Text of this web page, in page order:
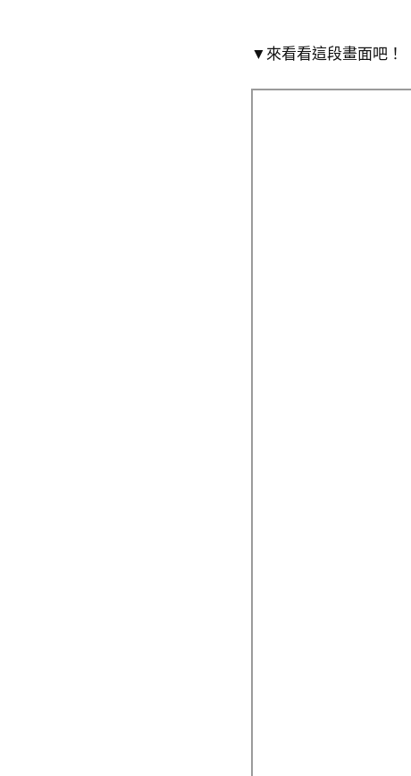
▼來看看這段畫面吧！